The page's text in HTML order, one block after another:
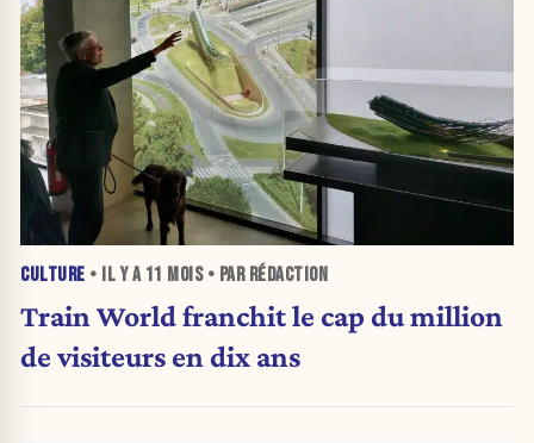
CULTURE • IL Y A 11 MOIS• PAR RÉDACTION
Train World franchit le cap du million
de visiteurs en dix ans